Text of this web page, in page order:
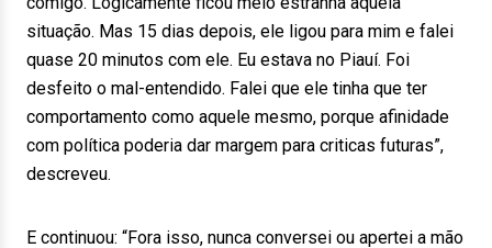
situação. Mas 15 dias depois, ele ligou para mim e falei
quase 20 minutos com ele. Eu estava no Piauí. Foi
desfeito o mal-entendido. Falei que ele tinha que ter
comportamento como aquele mesmo, porque afinidade
com política poderia dar margem para criticas futuras”,
descreveu.
E continuou: “Fora isso, nunca conversei ou apertei a mão